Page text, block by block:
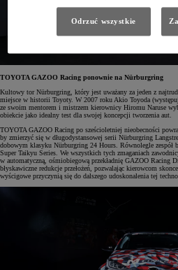
TOYOTA GAZOO Racing ponownie na Nürburgring
Kultowy tor Nürburgring, który jest uważany za jeden z
miejsce w historii Toyoty. W 2007 roku Akio Toyoda
ze swoim mentorem i mistrzem kierownicy Hiromu Naruse
obiekcie jako idealny test dla swojej koncepcji tworzenia aut.
TOYOTA GAZOO Racing po sześcioletniej nieobecności
by zmierzyć się w długodystansowej serii Nürburgring
dobowym klasyku Nürburgring 24 Hours. Równolegle zespół
Super Taikyu Series. We wszystkich tych zmaganiach
w automatyczną, ośmiobiegową przekładnię GAZOO Racing
błyskawiczne redukcje przełożeń, pozwalając kierowcom
wyścigowe przyczynią się do dalszego udoskonalenia tej
Odrzuć wszystkie